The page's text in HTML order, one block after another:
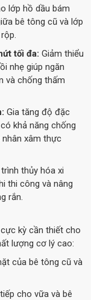
lớp hồ dầu bám
bê tông cũ và lớp
tối đa: Giảm thiểu
nhẹ giúp ngăn
và chống thấm
Gia tăng độ đặc
khả năng chống
xâm thực
thủy hóa xi
thi công và nâng
rắn.
kỳ cần thiết cho
lượng cơ lý cao:
của bê tông cũ và
cho vữa và bê